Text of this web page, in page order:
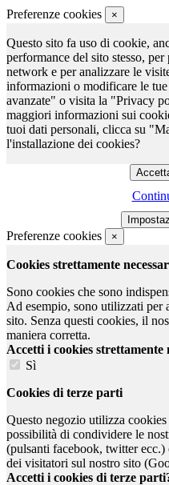
Preferenze cookies ×
Questo sito fa uso di cookie,
performance del sito stesso,
network e per analizzare le
informazioni o modificare le
avanzate" o visita la "Privacy
maggiori informazioni sui
tuoi dati personali, clicca su
l'installazione dei cookies?
Preferenze cookies ×
Cookies strettamente
Sono cookies che sono
Ad esempio, sono utilizzati per
sito. Senza questi cookies, il
maniera corretta.
Accetti i cookies strettamente
Sì
Cookies di terze parti
Questo negozio utilizza
possibilità di condividere le
(pulsanti facebook, twitter ecc.)
dei visitatori sul nostro sito
Accetti i cookies di terze